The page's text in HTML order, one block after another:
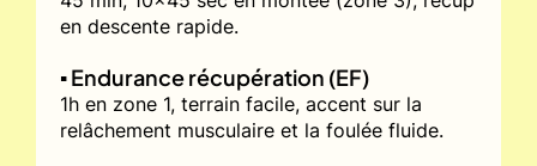
en descente rapide.
▪️ Endurance récupération (EF)
1h en zone 1, terrain facile, accent sur la
relâchement musculaire et la foulée fluide.